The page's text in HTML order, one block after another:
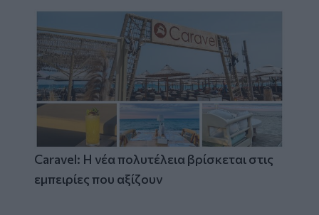
Caravel: Η νέα πολυτέλεια βρίσκεται στις
εμπειρίες που αξίζουν